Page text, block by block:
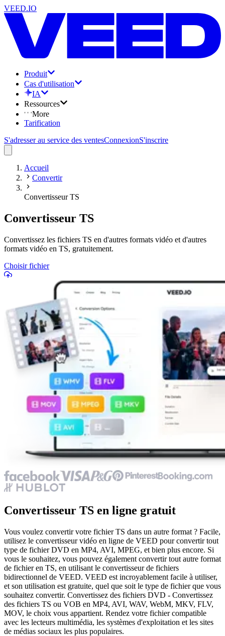
VEED.IO
Produit
Cas d'utilisation
IA
Ressources
More
Tarification
S'adresser au service des ventesConnexionS'inscrire
Accueil
Convertir
Convertisseur TS
Convertisseur TS
Convertissez les fichiers TS en d'autres formats vidéo et d'autres
formats vidéo en TS, gratuitement.
Choisir fichier
Convertisseur TS en ligne gratuit
Vous voulez convertir votre fichier TS dans un autre format ? Facile,
utilisez le convertisseur vidéo en ligne de VEED pour convertir tout
type de fichier DVD en MP4, AVI, MPEG, et bien plus encore. Si
vous le souhaitez, vous pouvez également convertir tout autre format
de fichier en TS, en utilisant le convertisseur de fichiers
bidirectionnel de VEED. VEED est incroyablement facile à utiliser,
et son utilisation est gratuite, quel que soit le type de fichier que vous
souhaitez convertir. Convertissez des fichiers DVD - Convertissez
des fichiers TS ou VOB en MP4, AVI, WAV, WebM, MKV, FLV,
MOV, le choix vous appartient. Rendez votre fichier compatible
avec les lecteurs multimédia, les systèmes d'exploitation et les sites
de médias sociaux les plus populaires.